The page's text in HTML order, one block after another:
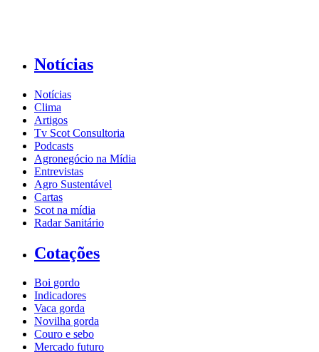
Notícias
Notícias
Clima
Artigos
Tv Scot Consultoria
Podcasts
Agronegócio na Mídia
Entrevistas
Agro Sustentável
Cartas
Scot na mídia
Radar Sanitário
Cotações
Boi gordo
Indicadores
Vaca gorda
Novilha gorda
Couro e sebo
Mercado futuro